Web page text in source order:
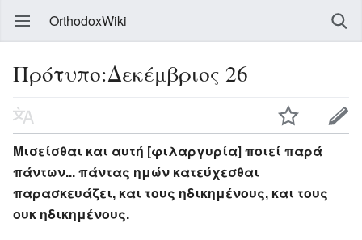
OrthodoxWiki
Πρότυπο:Δεκέμβριος 26
Μισείσθαι και αυτή [φιλαργυρία] ποιεί παρά
πάντων... πάντας ημών κατεύχεσθαι
παρασκευάζει, και τους ηδικημένους, και τους
ουκ ηδικημένους.